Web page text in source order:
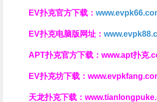
EV扑克官方下载：
EV扑克电脑版网址：
APT扑克官方下载：www.apt扑克
EV扑克坊下载：
天龙扑克下载：